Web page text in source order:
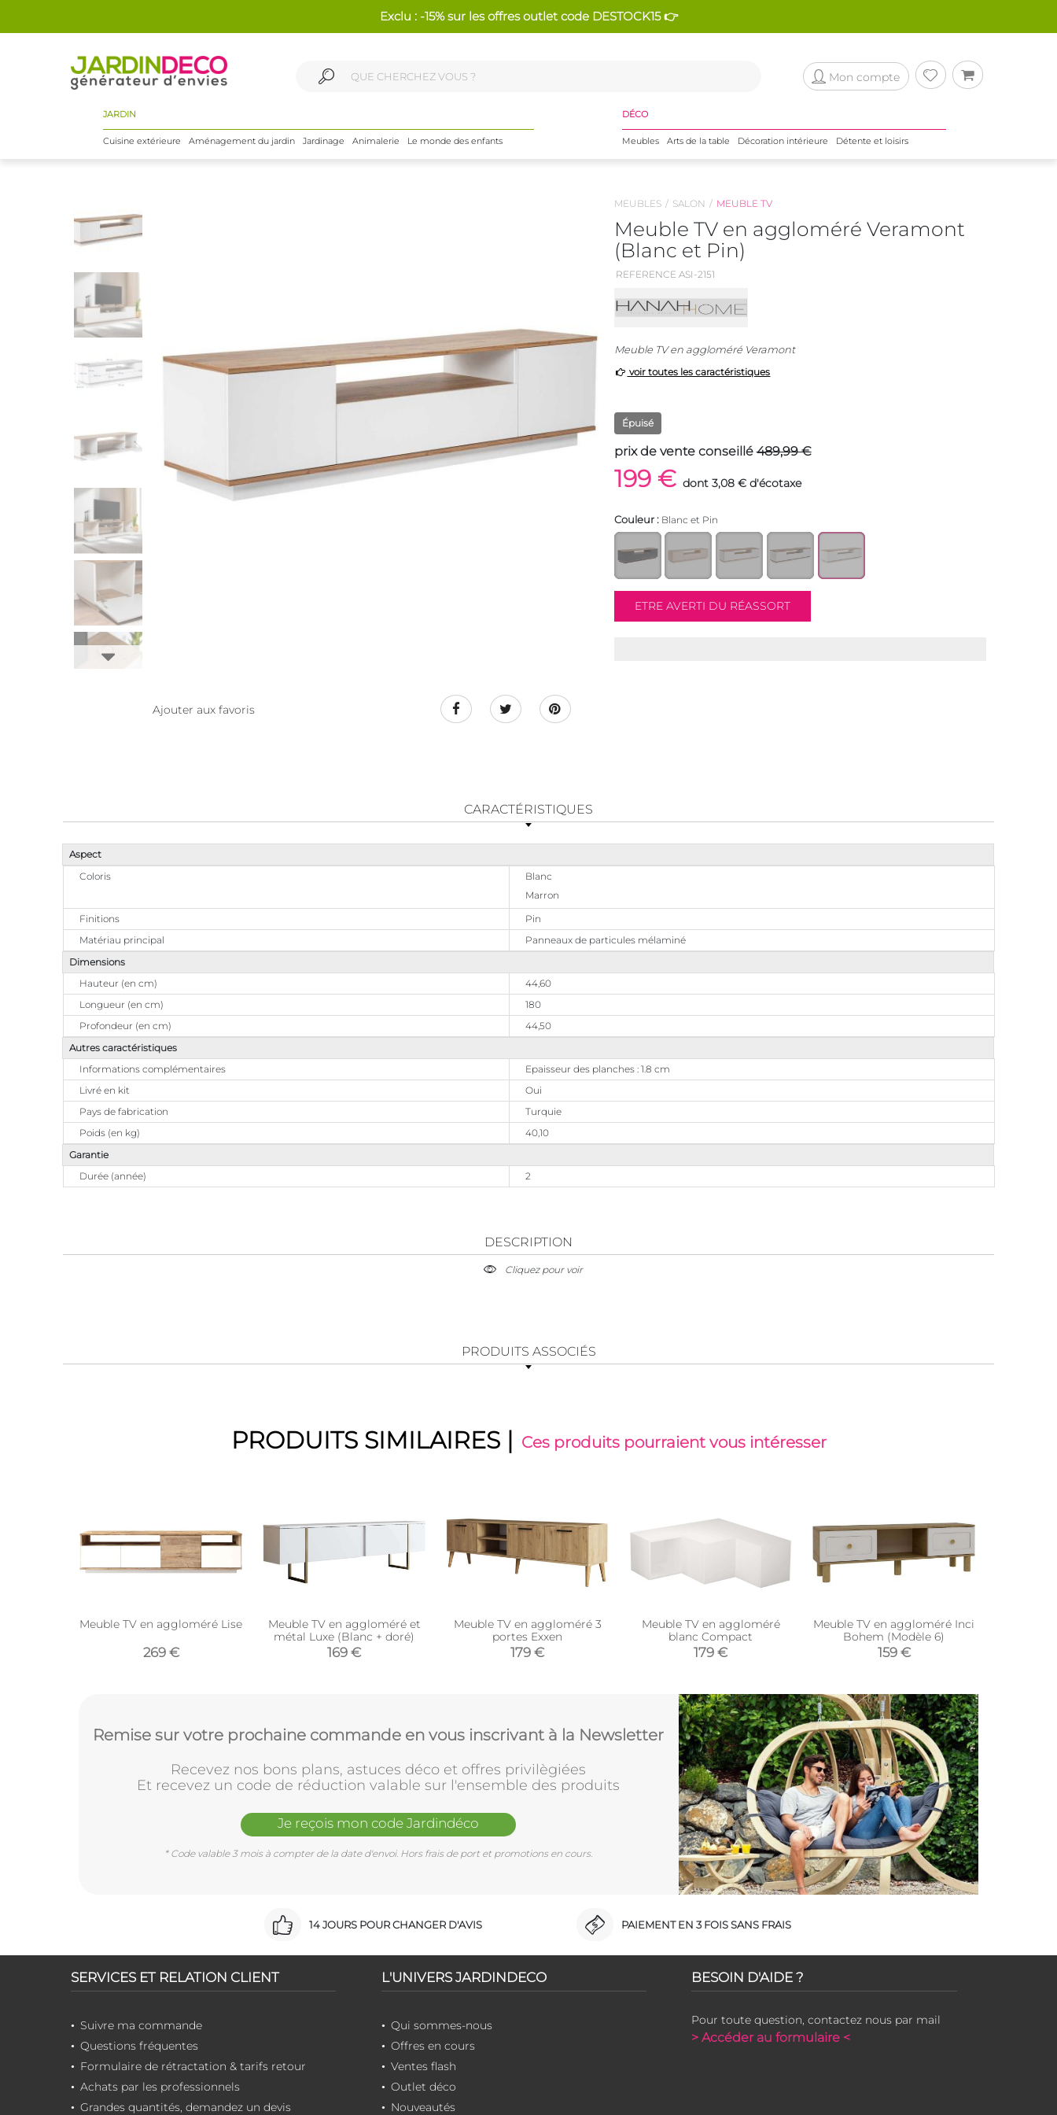
Exclu : -15% sur les offres outlet code DESTOCK15 👉
Mon compte
JARDIN
Cuisine extérieure Aménagement du jardin Jardinage Animalerie Le monde des enfants
DÉCO
Meubles Arts de la table Décoration intérieure Détente et loisirs
Ajouter aux favoris
MEUBLES SALON MEUBLE TV
Meuble TV en aggloméré Veramont
(Blanc et Pin)
REFERENCE ASI-2151
Meuble TV en aggloméré Veramont
voir toutes les caractéristiques
Épuisé
prix de vente conseillé489,99 €
199 € dont 3,08 € d'écotaxe
Couleur : Blanc et Pin
CARACTÉRISTIQUES
Aspect
Coloris
Blanc
Marron
Finitions
Pin
Matériau principal
Panneaux de particules mélaminé
Dimensions
Hauteur (en cm)
44,60
Longueur (en cm)
180
Profondeur (en cm)
44,50
Autres caractéristiques
Informations complémentaires
Epaisseur des planches : 1.8 cm
Livré en kit
Oui
Pays de fabrication
Turquie
Poids (en kg)
40,10
Garantie
Durée (année)
2
DESCRIPTION
Cliquez pour voir
PRODUITS ASSOCIÉS
PRODUITS SIMILAIRES | Ces produits pourraient vous intéresser
Meuble TV en aggloméré Lise
269 €
Meuble TV en aggloméré et
métal Luxe (Blanc + doré)
169 €
Meuble TV en aggloméré 3
portes Exxen
179 €
Meuble TV en aggloméré
blanc Compact
179 €
Meuble TV en aggloméré Inci
Bohem (Modèle 6)
159 €
Remise sur votre prochaine commande en vous inscrivant à la Newsletter
Recevez nos bons plans, astuces déco et offres privilègiées
Et recevez un code de réduction valable sur l'ensemble des produits
Je reçois mon code Jardindéco
* Code valable 3 mois à compter de la date d'envoi. Hors frais de port et promotions en cours.
14 JOURS POUR CHANGER D'AVIS PAIEMENT EN 3 FOIS SANS FRAIS
SERVICES ET RELATION CLIENT
Suivre ma commande
Questions fréquentes
Formulaire de rétractation & tarifs retour
Achats par les professionnels
Grandes quantités, demandez un devis
L'UNIVERS JARDINDECO
Qui sommes-nous
Offres en cours
Ventes flash
Outlet déco
Nouveautés
BESOIN D'AIDE ?
Pour toute question, contactez nous par mail
> Accéder au formulaire <